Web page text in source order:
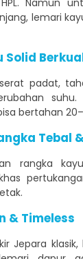
Namun
lemari
Solid
padat,
suhu.
bertahan
Tebal
rangka
& Timeless
Jepara